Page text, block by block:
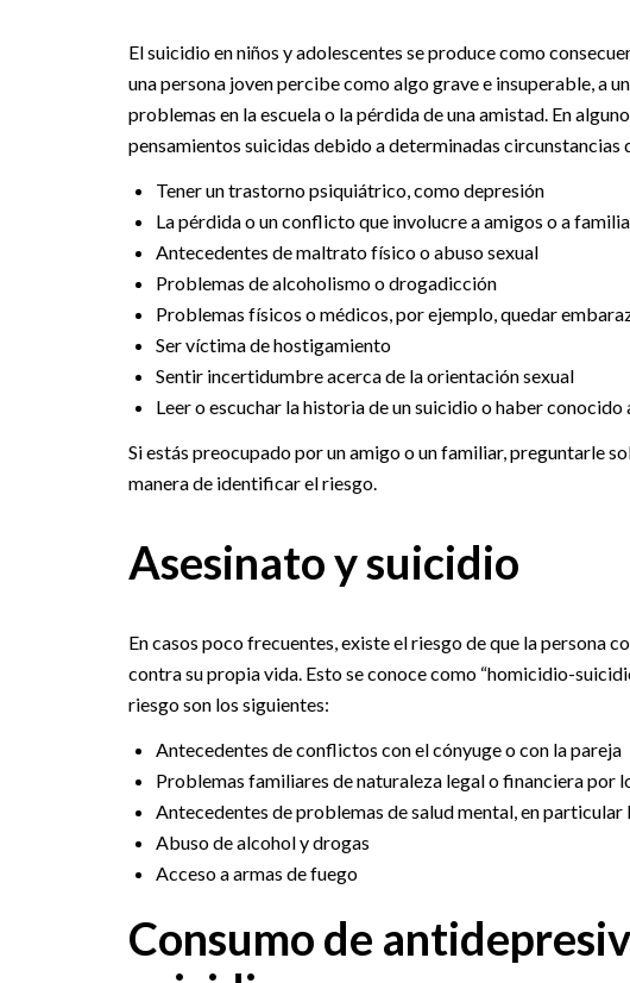
El suicidio en niños y adolescentes se produce como
una persona joven percibe como algo grave e insuperable, a
problemas en la escuela o la pérdida de una amistad. En
pensamientos suicidas debido a determinadas circunstancias
Tener un trastorno psiquiátrico, como depresión
La pérdida o un conflicto que involucre a amigos o a
Antecedentes de maltrato físico o abuso sexual
Problemas de alcoholismo o drogadicción
Problemas físicos o médicos, por ejemplo, quedar
Ser víctima de hostigamiento
Sentir incertidumbre acerca de la orientación sexual
Leer o escuchar la historia de un suicidio o haber
Si estás preocupado por un amigo o un familiar, preguntarle
manera de identificar el riesgo.
Asesinato y suicidio
En casos poco frecuentes, existe el riesgo de que la persona
contra su propia vida. Esto se conoce como “homicidio-
riesgo son los siguientes:
Antecedentes de conflictos con el cónyuge o con la pareja
Problemas familiares de naturaleza legal o financiera por
Antecedentes de problemas de salud mental, en particular
Abuso de alcohol y drogas
Acceso a armas de fuego
Consumo de